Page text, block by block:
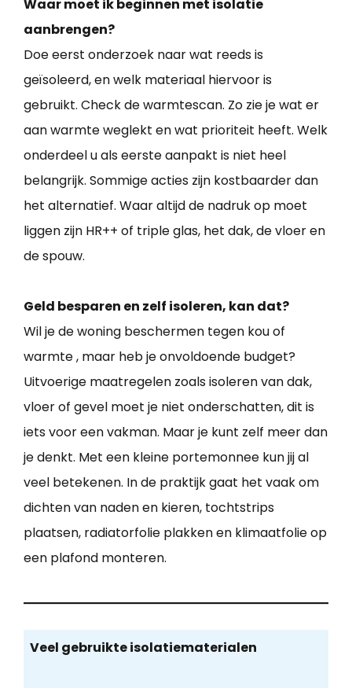
Waar moet ik beginnen met isolatie
aanbrengen?
Doe eerst onderzoek naar wat reeds is
geïsoleerd, en welk materiaal hiervoor is
gebruikt. Check de warmtescan. Zo zie je wat er
aan warmte weglekt en wat prioriteit heeft. Welk
onderdeel u als eerste aanpakt is niet heel
belangrijk. Sommige acties zijn kostbaarder dan
het alternatief. Waar altijd de nadruk op moet
liggen zijn HR++ of triple glas, het dak, de vloer en
de spouw.
Geld besparen en zelf isoleren, kan dat?
Wil je de woning beschermen tegen kou of
warmte , maar heb je onvoldoende budget?
Uitvoerige maatregelen zoals isoleren van dak,
vloer of gevel moet je niet onderschatten, dit is
iets voor een vakman. Maar je kunt zelf meer dan
je denkt. Met een kleine portemonnee kun jij al
veel betekenen. In de praktijk gaat het vaak om
dichten van naden en kieren, tochtstrips
plaatsen, radiatorfolie plakken en klimaatfolie op
een plafond monteren.
Veel gebruikte isolatiematerialen